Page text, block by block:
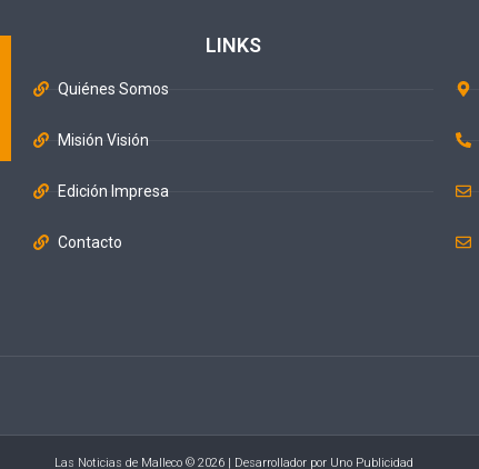
LINKS
Quiénes Somos
Misión Visión
Edición Impresa
Contacto
Las Noticias de Malleco © 2026 | Desarrollador por Uno Publicidad